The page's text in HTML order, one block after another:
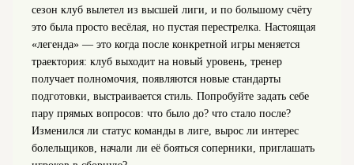
сезон клуб вылетел из высшей лиги, и по большому счёту
это была просто весёлая, но пустая перестрелка. Настоящая
«легенда» — это когда после конкретной игры меняется
траектория: клуб выходит на новый уровень, тренер
получает полномочия, появляются новые стандарты
подготовки, выстраивается стиль. Попробуйте задать себе
пару прямых вопросов: что было до? что стало после?
Изменился ли статус команды в лиге, вырос ли интерес
болельщиков, начали ли её бояться соперники, приглашать